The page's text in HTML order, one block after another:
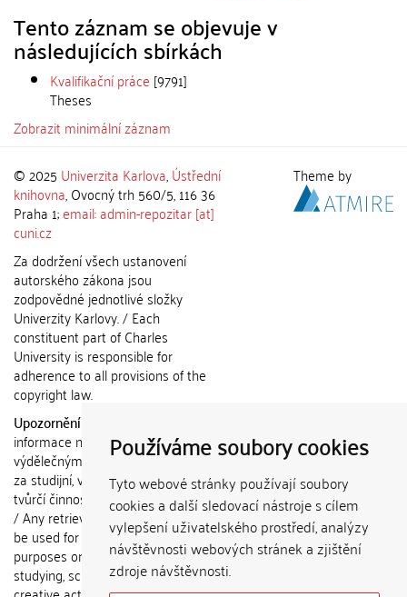
Používáme soubory cookies
Tyto webové stránky používají soubory
cookies a další sledovací nástroje s cílem
vylepšení uživatelského prostředí, analýzy
návštěvnosti webových stránek a zjištění
zdroje návštěvnosti.
Tento záznam se objevuje v
následujících sbírkách
Kvalifikační práce [9791]
Theses
Zobrazit minimální záznam
© 2025 Univerzita Karlova,Ústřední
knihovna, Ovocný trh 560/5, 116 36
Praha 1;email: admin-repozitar [at]
cuni.cz
Za dodržení všech ustanovení
autorského zákona jsou
zodpovědné jednotlivé složky
Univerzity Karlovy. / Each
constituent part of Charles
University is responsible for
adherence to all provisions of the
copyright law.
Upozornění / Notice:
informace nemohou být použity k
výdělečným účelům nebo vydávány
za studijní, vědeckou nebo jinou
tvůrčí činnost jiné osoby než autora.
/ Any retrieved information shall not
be used for any commercial
purposes or claimed as results of
studying, scientific or any other
Theme by